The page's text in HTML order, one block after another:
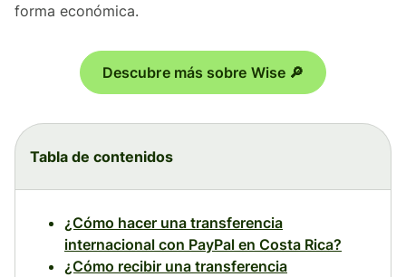
forma económica.
Descubre más sobre Wise 🔎
Tabla de contenidos
¿Cómo hacer una transferencia
internacional con PayPal en Costa Rica?
¿Cómo recibir una transferencia